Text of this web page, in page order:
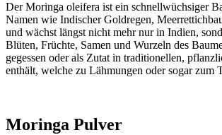
Der Moringa oleifera ist ein schnellwüchsiger
Namen wie Indischer Goldregen,
und wächst längst nicht mehr nur in Indien,
Blüten, Früchte, Samen und Wurzeln des
gegessen oder als Zutat in traditionellen,
enthält, welche zu Lähmungen oder sogar zum
Moringa Pulver